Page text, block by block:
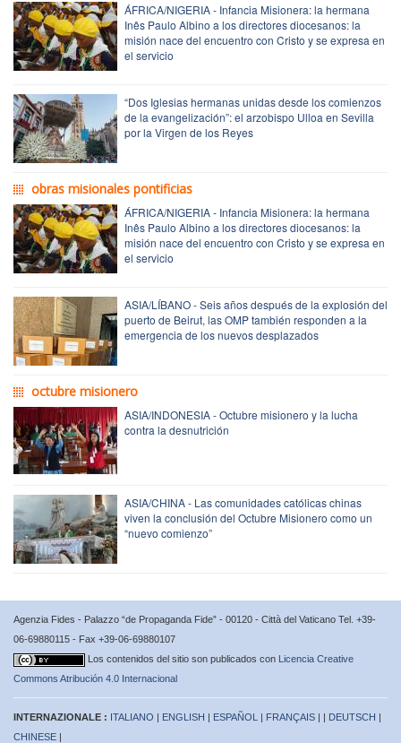
ÁFRICA/NIGERIA - Infancia Misionera: la hermana
Inês Paulo Albino a los directores diocesanos: la
misión nace del encuentro con Cristo y se expresa en
el servicio
“Dos Iglesias hermanas unidas desde los comienzos
de la evangelización”: el arzobispo Ulloa en Sevilla
por la Virgen de los Reyes
obras misionales pontificias
ÁFRICA/NIGERIA - Infancia Misionera: la hermana
Inês Paulo Albino a los directores diocesanos: la
misión nace del encuentro con Cristo y se expresa en
el servicio
ASIA/LÍBANO - Seis años después de la explosión del
puerto de Beirut, las OMP también responden a la
emergencia de los nuevos desplazados
octubre misionero
ASIA/INDONESIA - Octubre misionero y la lucha
contra la desnutrición
ASIA/CHINA - Las comunidades católicas chinas
viven la conclusión del Octubre Misionero como un
“nuevo comienzo”
Agenzia Fides - Palazzo “de Propaganda Fide” - 00120 - Città del Vaticano Tel. +39-
06-69880115 - Fax +39-06-69880107
Los contenidos del sitio son publicados con Licencia Creative
Commons Atribución 4.0 Internacional
INTERNAZIONALE : ITALIANO | ENGLISH | ESPAÑOL | FRANÇAIS | | DEUTSCH |
CHINESE |